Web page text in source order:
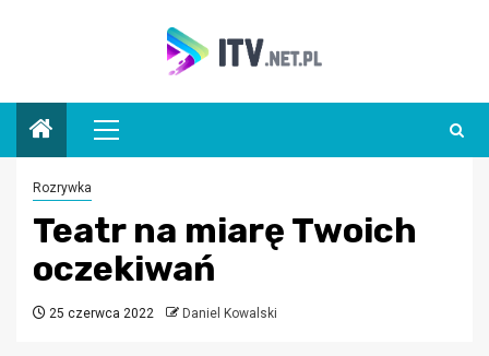
Menu
główne
Rozrywka
Teatr na miarę Twoich
oczekiwań
25 czerwca 2022 Daniel Kowalski